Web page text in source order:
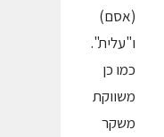
(אסם)
ו"עלית".
כמו כן
משווקת
משקר